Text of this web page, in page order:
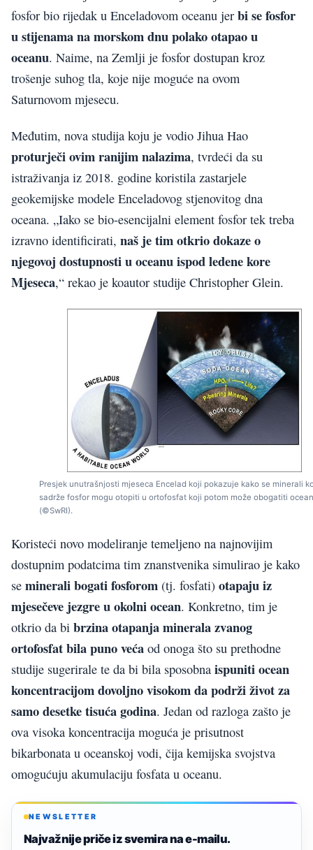
fosfor bio rijedak u Enceladovom oceanu jer bi se fosfor
u stijenama na morskom dnu polako otapao u
oceanu. Naime, na Zemlji je fosfor dostupan kroz
trošenje suhog tla, koje nije moguće na ovom
Saturnovom mjesecu.
Međutim, nova studija koju je vodio Jihua Hao
proturječi ovim ranijim nalazima, tvrdeći da su
istraživanja iz 2018. godine koristila zastarjele
geokemijske modele Enceladovog stjenovitog dna
oceana. „Iako se bio-esencijalni element fosfor tek treba
izravno identificirati, naš je tim otkrio dokaze o
njegovoj dostupnosti u oceanu ispod ledene kore
Mjeseca,“ rekao je koautor studije Christopher Glein.
Presjek unutrašnjosti mjeseca Encelad koji pokazuje kako se minerali
sadrže fosfor mogu otopiti u ortofosfat koji potom može obogatiti ocean
(©SwRI).
Koristeći novo modeliranje temeljeno na najnovijim
dostupnim podatcima tim znanstvenika simulirao je kako
se minerali bogati fosforom (tj. fosfati) otapaju iz
mjesečeve jezgre u okolni ocean. Konkretno, tim je
otkrio da bi brzina otapanja minerala zvanog
ortofosfat bila puno veća od onoga što su prethodne
studije sugerirale te da bi bila sposobna ispuniti ocean
koncentracijom dovoljno visokom da podrži život za
samo desetke tisuća godina. Jedan od razloga zašto je
ova visoka koncentracija moguća je prisutnost
bikarbonata u oceanskoj vodi, čija kemijska svojstva
omogućuju akumulaciju fosfata u oceanu.
NEWSLETTER
Najvažnije priče iz svemira na e-mailu.